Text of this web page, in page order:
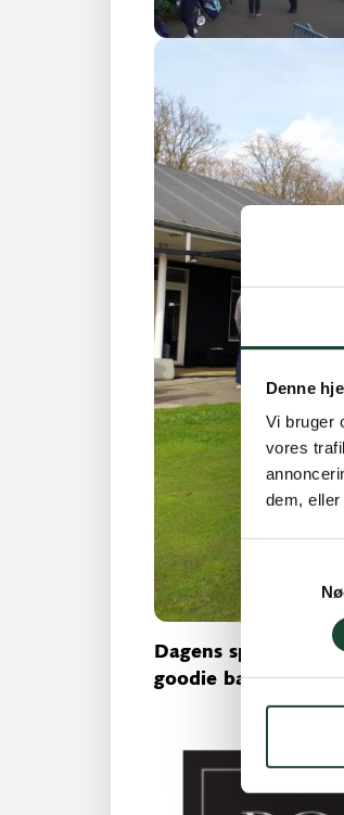
Denne
Vi bruger
vores
dem,
Samtykkevalg
Dagens sponsor
goodie bags og de